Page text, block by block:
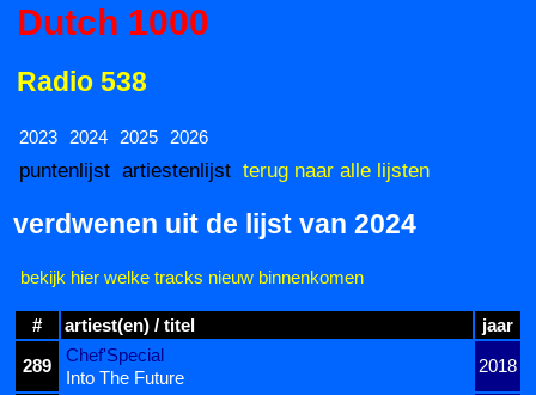
Dutch 1000
Radio 538
2023 2024 2025 2026
puntenlijst artiestenlijst terug naar alle lijsten
verdwenen uit de lijst van 2024
bekijk hier welke tracks nieuw binnenkomen
# artiest(en) / titel
jaar
289
Chef'Special
2018
Into The Future